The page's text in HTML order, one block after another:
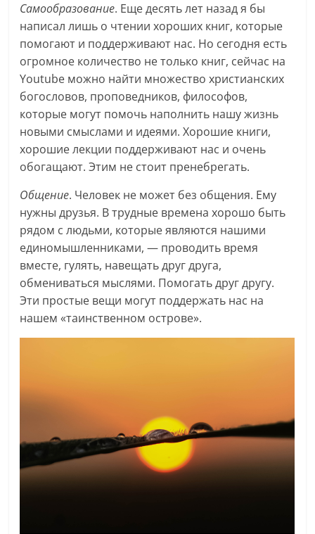
Самообразование. Еще десять лет назад я бы
написал лишь о чтении хороших книг, которые
помогают и поддерживают нас. Но сегодня есть
огромное количество не только книг, сейчас на
Youtube можно найти множество христианских
богословов, проповедников, философов,
которые могут помочь наполнить нашу жизнь
новыми смыслами и идеями. Хорошие книги,
хорошие лекции поддерживают нас и очень
обогащают. Этим не стоит пренебрегать.
Общение. Человек не может без общения. Ему
нужны друзья. В трудные времена хорошо быть
рядом с людьми, которые являются нашими
единомышленниками, — проводить время
вместе, гулять, навещать друг друга,
обмениваться мыслями. Помогать друг другу.
Эти простые вещи могут поддержать нас на
нашем «таинственном острове».